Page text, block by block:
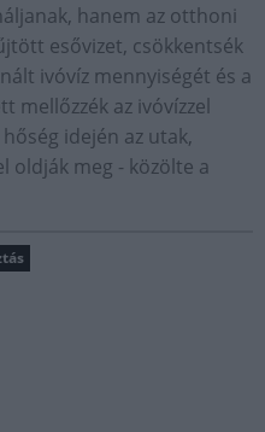
hanem az otthoni
esővizet, csökkentsék
ivóvíz mennyiségét és a
mellőzzék az ivóvízzel
idején az utak,
oldják meg - közölte a